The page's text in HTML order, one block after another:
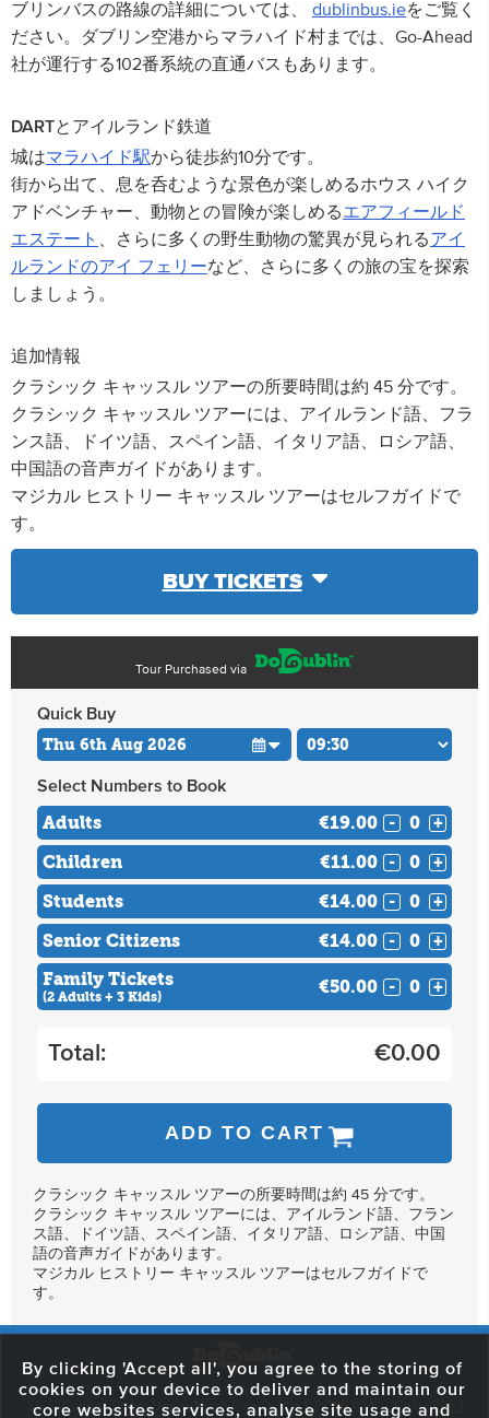
ブリンバスの路線の詳細については、 dublinbus.ieをご覧く
ださい。ダブリン空港からマラハイド村までは、Go-Ahead
社が運行する102番系統の直通バスもあります。
DARTとアイルランド鉄道
城はマラハイド駅から徒歩約10分です。
街から出て、息を呑むような景色が楽しめるホウス ハイク
アドベンチャー、動物との冒険が楽しめるエアフィールド
エステート
、さらに多くの野生動物の驚異が見られるアイ
ルランドのアイ フェリーなど、さらに多くの旅の宝を探索
しましょう。
追加情報
クラシック キャッスル ツアーの所要時間は約 45 分です。
クラシック キャッスル ツアーには、アイルランド語、フラ
ンス語、ドイツ語、スペイン語、イタリア語、ロシア語、
中国語の音声ガイドがあります。
マジカル ヒストリー キャッスル ツアーはセルフガイドで
す。
BUY TICKETS
Tour Purchased via
Quick Buy
Select Numbers to Book
Adults €19.00 - +
Children €11.00 - +
Students €14.00 - +
Senior Citizens €14.00 - +
Family Tickets
(2 Adults + 3 Kids) €50.00 - +
Total: €0.00
ADD TO CART
クラシック キャッスル ツアーの所要時間は約 45 分です。
クラシック キャッスル ツアーには、アイルランド語、フラン
ス語、ドイツ語、スペイン語、イタリア語、ロシア語、中国
語の音声ガイドがあります。
マジカル ヒストリー キャッスル ツアーはセルフガイドで
す。
59 O'Connell Street Upper, North City, Dublin 1, D01 RX04 Call:+353 1
By clicking 'Accept all', you agree to the storing of
cookies on your device to deliver and maintain our
core websites services, analyse site usage and